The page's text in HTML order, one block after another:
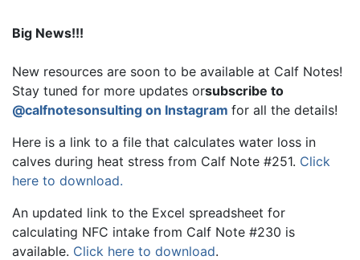
Big News!!!
New resources are soon to be available at Calf Notes!
Stay tuned for more updates orsubscribe to
@calfnotesonsulting on Instagram for all the details!
Here is a link to a file that calculates water loss in
calves during heat stress from Calf Note #251. Click
here to download.
An updated link to the Excel spreadsheet for
calculating NFC intake from Calf Note #230 is
available. Click here to download.